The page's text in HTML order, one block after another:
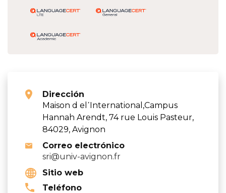
Dirección
Maison d el΄International,Campus
Hannah Arendt, 74 rue Louis Pasteur,
84029, Avignon
Correo electrónico
sri@univ-avignon.fr
Sitio web
Teléfono